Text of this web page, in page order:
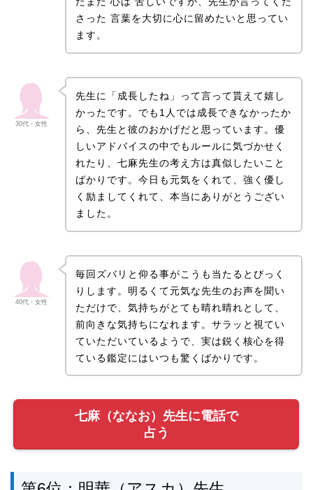
さった 言葉を大切に心に留めたいと思ってい
ます。
30代・女性
先生に「成長したね」って言って貰えて嬉し
かったです。でも1人では成長できなかったか
ら、先生と彼のおかげだと思っています。優
しいアドバイスの中でもルールに気づかせく
れたり、七麻先生の考え方は真似したいこと
ばかりです。今日も元気をくれて、強く優し
く励ましてくれて、本当にありがとうござい
ました。
40代・女性
毎回ズバリと仰る事がこうも当たるとびっく
りします。明るくて元気な先生のお声を聞い
ただけで、気持ちがとても晴れ晴れとして、
前向きな気持ちになれます。サラッと視てい
ていただいているようで、実は鋭く核心を得
ている鑑定にはいつも驚くばかりです。
七麻（ななお）先生に電話で
占う